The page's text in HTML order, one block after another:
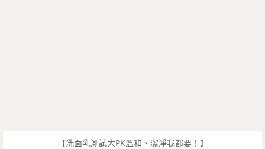
【洗面乳測試大PK溫和、潔淨我都要！】